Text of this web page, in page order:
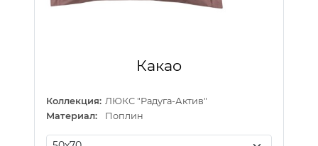
Какао
Коллекция: ЛЮКС "Радуга-Актив"
Материал:
Поплин